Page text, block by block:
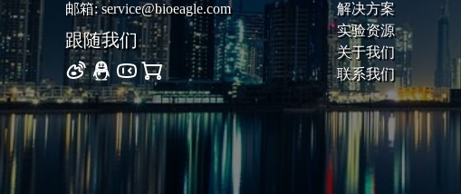
邮箱: service@bioeagle.com
跟随我们
解决方案
实验资源
关于我们
联系我们